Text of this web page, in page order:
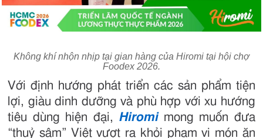
Không khí nhộn nhịp tại gian hàng của Hiromi tại hội chợ
Foodex 2026.
Với định hướng phát triển các sản phẩm tiện
lợi, giàu dinh dưỡng và phù hợp với xu hướng
tiêu dùng hiện đại, Hiromimong muốn đưa
“thuỷ sâm” Việt vượt ra khỏi phạm vi món ăn